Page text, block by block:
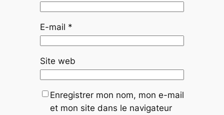
E-mail *
Site web
Enregistrer mon nom, mon e-mail
et mon site dans le navigateur